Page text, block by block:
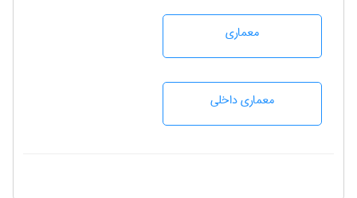
معماری
معماری داخلی